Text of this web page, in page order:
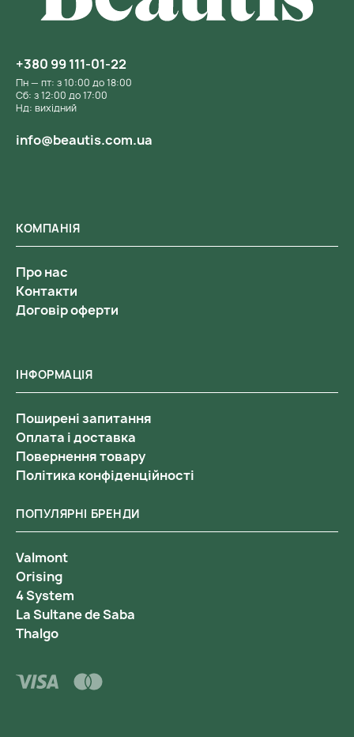
ІНФОРМАЦІЯ
Поширені запитання
Оплата і доставка
Повернення товару
Політика конфіденційності
КОМПАНІЯ
Про нас
Контакти
Договір оферти
ПОПУЛЯРНІ БРЕНДИ
Valmont
Orising
4 System
La Sultane de Saba
Thalgo
+380 99 111-01-22
Пн — пт: з 10:00 до 18:00
Сб: з 12:00 до 17:00
Нд: вихідний
info@beautis.com.ua